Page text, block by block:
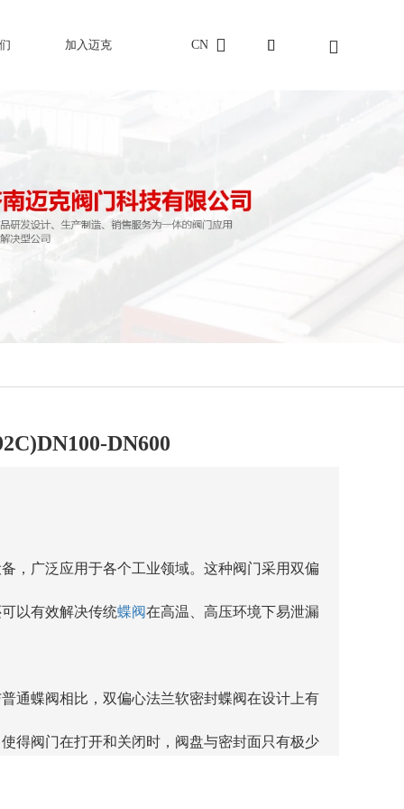
加入迈克 CN
DN600
，广泛应用于各个工业领域。这种阀门采用双偏
以有效解决传统蝶阀在高温、高压环境下易泄漏
通蝶阀相比，双偏心法兰软密封蝶阀在设计上有
得阀门在打开和关闭时，阀盘与密封面只有极少